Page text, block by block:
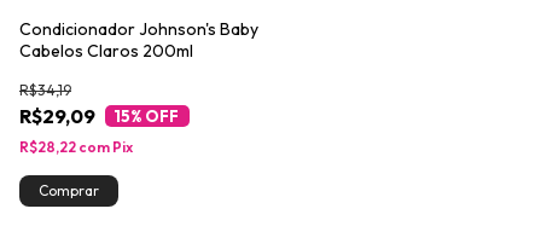
Condicionador Johnson's Baby
Cabelos Claros 200ml
R$29,09
R$34,19
15% OFF
R$28,22 com Pix